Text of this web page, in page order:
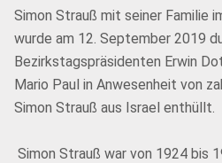
Simon Strauß mit seiner Familie
wurde am 12. September 2019
Bezirkstagspräsidenten Erwin
Mario Paul in Anwesenheit von
Simon Strauß aus Israel enthüllt.
Simon Strauß war von 1924 bis